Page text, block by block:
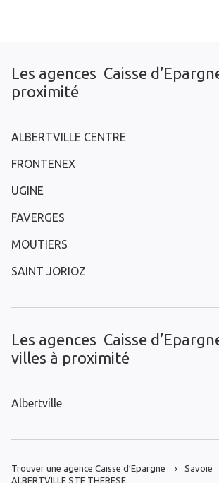
Les agences Caisse
proximité
ALBERTVILLE CENTRE
FRONTENEX
UGINE
FAVERGES
MOUTIERS
SAINT JORIOZ
Les agences Caisse
villes à proximité
Albertville
Trouver une agence Caisse d’Epargne Savoie
ALBERTVILLE STE THERESE